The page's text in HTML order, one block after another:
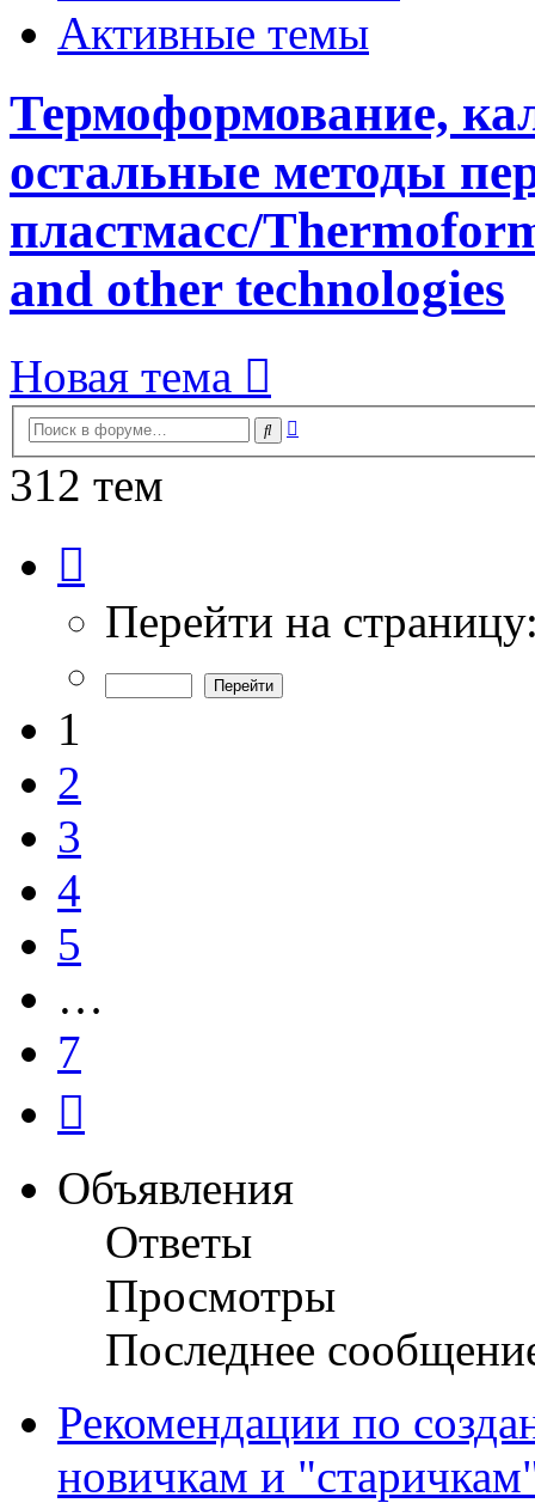
Активные темы
Термоформование,
остальные методы
пластмасс/
and other technologies
Новая тема
Поиск
312 тем
из
Перейти на
1
2
3
4
5
…
7
Объявления
Ответы
Просмотры
Последнее
Рекомендации по
новичкам и